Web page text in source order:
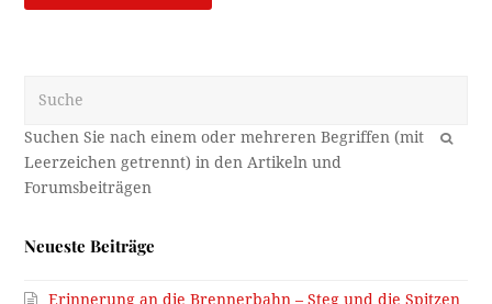
OK
Neueste Beiträge
Erinnerung an die Brennerbahn – Steg und die Spitzen